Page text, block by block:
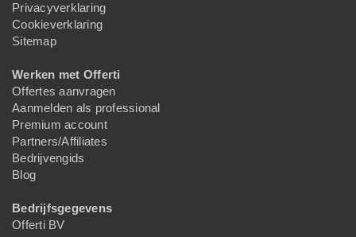
Privacyverklaring
Cookieverklaring
Sitemap
Werken met Offerti
Offertes aanvragen
Aanmelden als professional
Premium account
Partners/Affiliates
Bedrijvengids
Blog
Bedrijfsgegevens
Offerti BV